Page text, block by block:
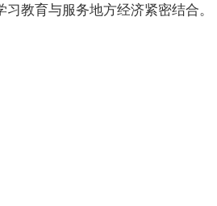
教育与服务地方经济紧密结合。